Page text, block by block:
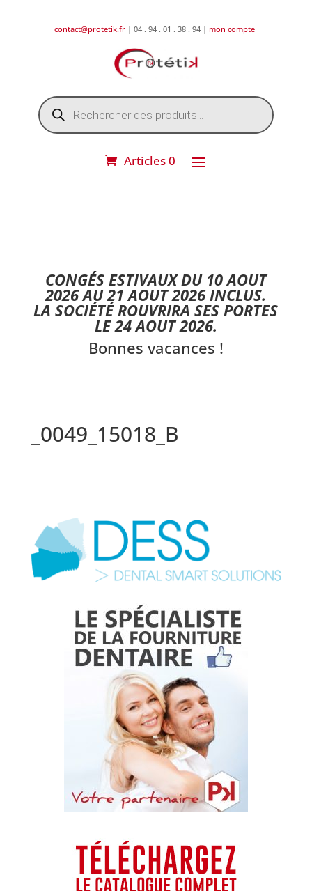
contact@protetik.fr | 04 . 94 . 01 . 38 . 94 | mon compte
Recherche
de
produits
Articles 0
CONGÉS ESTIVAUX DU 10 AOUT
2026 AU 21 AOUT 2026 INCLUS.
LA SOCIÉTÉ ROUVRIRA SES PORTES
LE 24 AOUT 2026.
Bonnes vacances !
_0049_15018_B